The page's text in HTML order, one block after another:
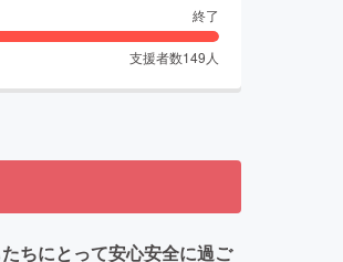
終了
支援者数149 人
ちにとって安心安全に過ご